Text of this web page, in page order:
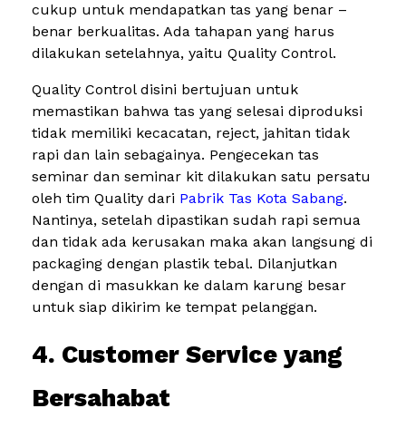
cukup untuk mendapatkan tas yang benar –
benar berkualitas. Ada tahapan yang harus
dilakukan setelahnya, yaitu Quality Control.
Quality Control disini bertujuan untuk
memastikan bahwa tas yang selesai diproduksi
tidak memiliki kecacatan, reject, jahitan tidak
rapi dan lain sebagainya. Pengecekan tas
seminar dan seminar kit dilakukan satu persatu
oleh tim Quality dari Pabrik Tas Kota Sabang.
Nantinya, setelah dipastikan sudah rapi semua
dan tidak ada kerusakan maka akan langsung di
packaging dengan plastik tebal. Dilanjutkan
dengan di masukkan ke dalam karung besar
untuk siap dikirim ke tempat pelanggan.
4. Customer Service yang
Bersahabat